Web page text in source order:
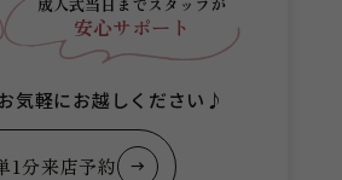
安心サポート
気軽にお越しください♪
1分来店予約